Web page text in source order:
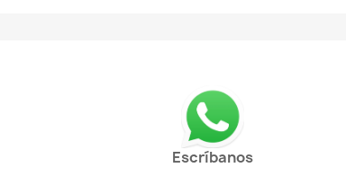
Escríbanos